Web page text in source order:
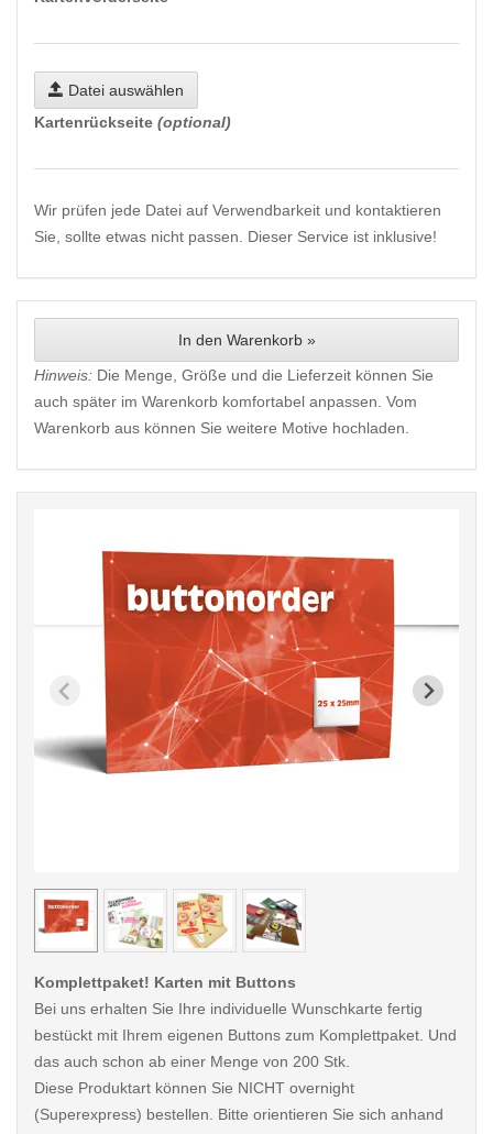
Datei auswählen
Kartenrückseite (optional)
Wir prüfen jede Datei auf Verwendbarkeit und kontaktieren
Sie, sollte etwas nicht passen. Dieser Service ist inklusive!
In den Warenkorb »
Hinweis: Die Menge, Größe und die Lieferzeit können Sie
auch später im Warenkorb komfortabel anpassen. Vom
Warenkorb aus können Sie weitere Motive hochladen.
< /picture>
Komplettpaket! Karten mit Buttons
Bei uns erhalten Sie Ihre individuelle Wunschkarte fertig
bestückt mit Ihrem eigenen Buttons zum Komplettpaket. Und
das auch schon ab einer Menge von 200 Stk.
Diese Produktart können Sie NICHT overnight
(Superexpress) bestellen. Bitte orientieren Sie sich anhand